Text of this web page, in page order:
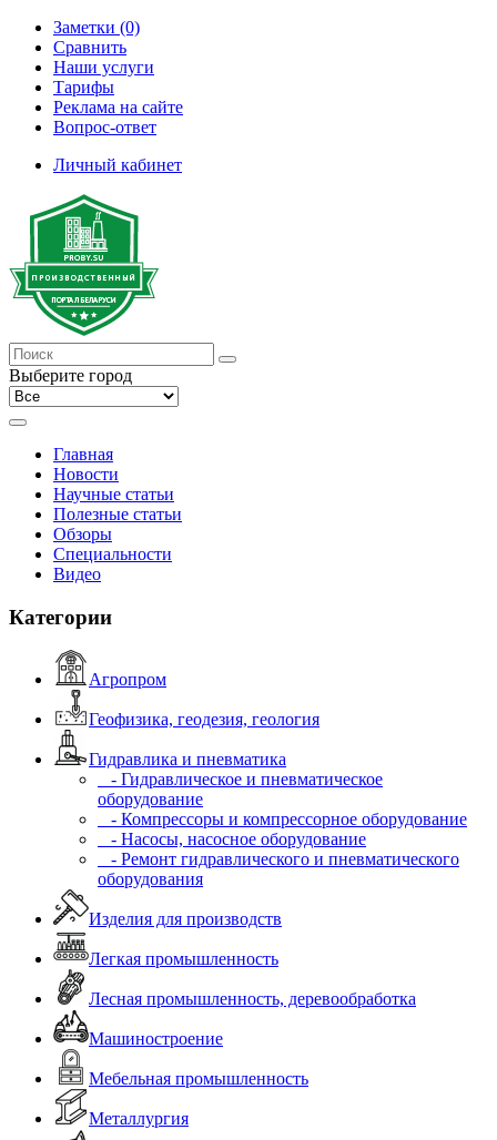
Заметки (0)
Сравнить
Наши услуги
Тарифы
Реклама на сайте
Вопрос-ответ
Личный кабинет
Выберите город
Главная
Новости
Научные статьи
Полезные статьи
Обзоры
Специальности
Видео
Категории
Агропром
Геофизика, геодезия, геология
Гидравлика и пневматика
- Гидравлическое и пневматическое
оборудование
- Компрессоры и компрессорное оборудование
- Насосы, насосное оборудование
- Ремонт гидравлического и пневматического
оборудования
Изделия для производств
Легкая промышленность
Лесная промышленность, деревообработка
Машиностроение
Мебельная промышленность
Металлургия